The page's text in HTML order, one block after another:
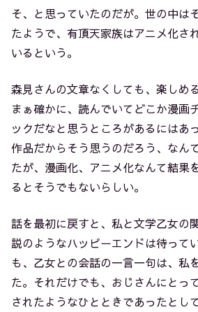
そ、と思っていたのだが。世の中は
たようで、有頂天家族はアニメ化さ
いるという。
森見さんの文章なくしても、楽しめ
まぁ確かに、読んでいてどこか漫画
ックだなと思うところがあるにはあ
作品だからそう思うのだろう、なん
たが、漫画化、アニメ化なんて結果
るとそうでもないらしい。
話を最初に戻すと、私と文学乙女の
説のようなハッピーエンドは待って
も、乙女との会話の一言一句は、私
た。それだけでも、おじさんにとっ
されたようなひとときであったとし